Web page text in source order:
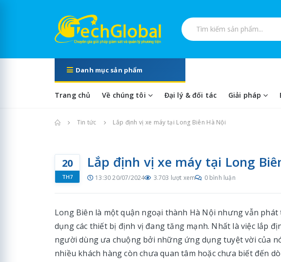
Tìm kiếm sản phẩm
Danh mục sản phẩm
Trang chủ Về chúng tôi Đại lý & đối tác Giải pháp
Trang chủ
Tin tức Lắp định vị xe máy tại Long Biên Hà Nội
20
TH7
Lắp định vị xe máy tại Long
13:30 20/07/2024 3.703 lượt xem 0 bình luận
Long Biên là một quận ngoại thành Hà Nội nhưng vẫn
dụng các thiết bị định vị đang tăng mạnh. Nhất là việc lắp
người dùng ưa chuộng bởi những ứng dụng tuyệt vời của
nhiều khách hàng còn chưa quan tâm hoặc chưa biết đến